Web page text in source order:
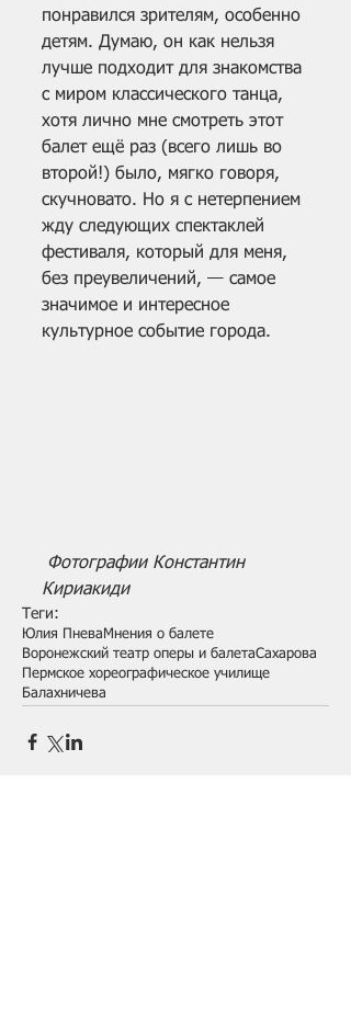
понравился зрителям, особенно
детям. Думаю, он как нельзя
лучше подходит для знакомства
с миром классического танца,
хотя лично мне смотреть этот
балет ещё раз (всего лишь во
второй!) было, мягко говоря,
скучновато. Но я с нетерпением
жду следующих спектаклей
фестиваля, который для меня,
без преувеличений, — самое
значимое и интересное
культурное событие города.
Кириакиди
Теги:
Юлия Пнева Мнения о балете
Воронежский театр оперы и балетаСахарова
Пермское хореографическое училище
Балахничева